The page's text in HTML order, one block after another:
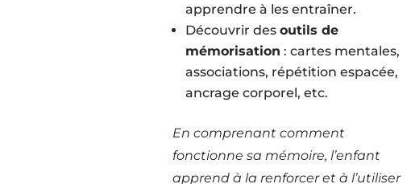
apprendre à les entraîner.
Découvrir des outils de
mémorisation : cartes mentales,
associations, répétition espacée,
ancrage corporel, etc.
En comprenant comment
fonctionne sa mémoire, l’enfant
apprend à la renforcer et à l’utiliser